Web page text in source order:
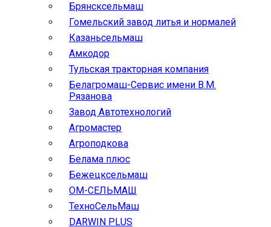
Брянсксельмаш
Гомельский завод литья и нормалей
Казаньсельмаш
Амкодор
Тульская тракторная компания
Белагромаш-Сервис имени В.М.
Рязанова
Завод Автотехнологий
Агромастер
Агроподкова
Белама плюс
Бежецксельмаш
ОМ-СЕЛЬМАШ
ТехноСельМаш
DARWIN PLUS